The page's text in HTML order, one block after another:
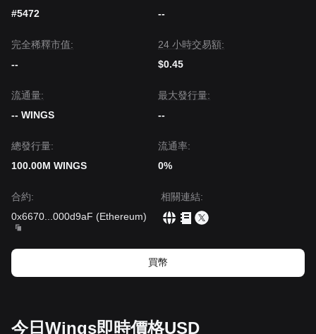
#5472
--
完全稀釋市值:
--
24 小時交易額:
$0.45
流通量:
-- WINGS
‌最大發行量:
--
總發行量:
100.00M WINGS
流通率:
0%
合約:
0x6670
000d9aF (Ethereum)
相關連結:
買幣
今日Wings即時價格USD